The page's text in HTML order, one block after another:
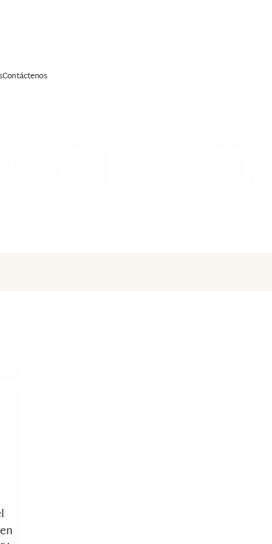
Contáctenos